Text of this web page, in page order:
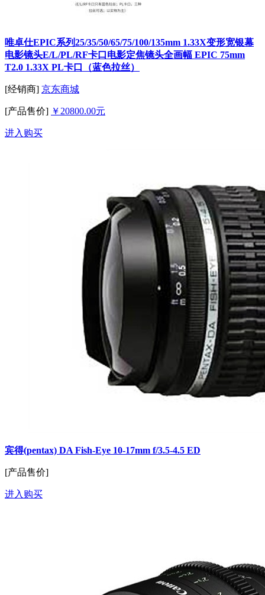
唯卓仕EPIC系列25/35/50/65/75/100/135mm 1.33X变形宽银幕
电影镜头E/L/PL/RF卡口电影定焦镜头全画幅 EPIC 75mm
T2.0 1.33X PL卡口（蓝色拉丝）
[经销商] 京东商城
[产品售价] ￥20800.00元
进入购买
宾得(pentax) DA Fish-Eye 10-17mm f/3.5-4.5 ED
[产品售价]
进入购买